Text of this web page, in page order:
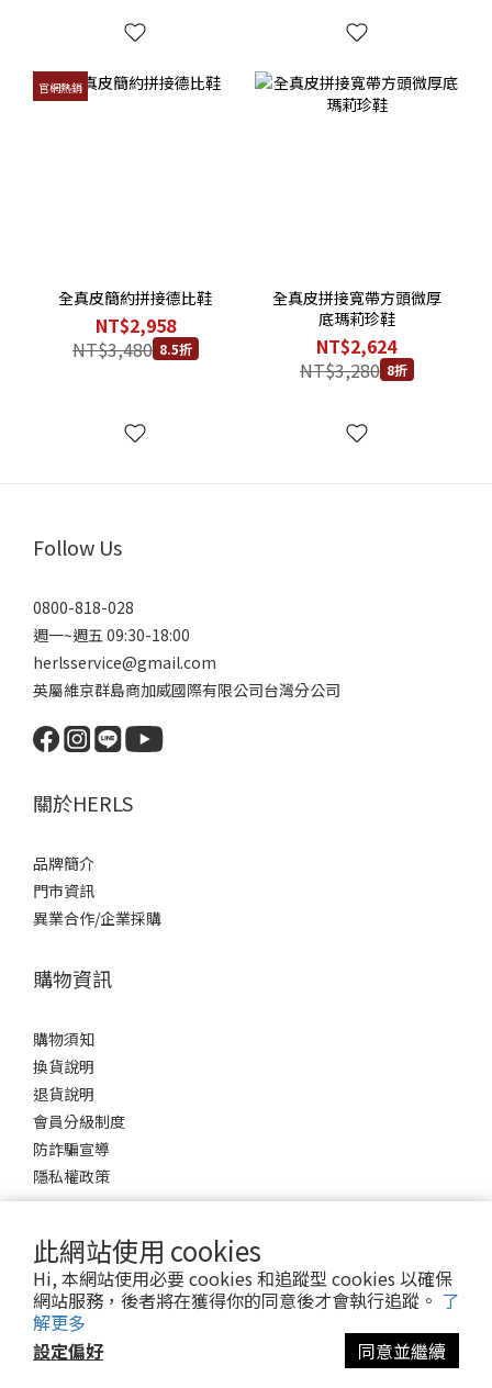
此網站使用 cookies
Hi, 本網站使用必要 cookies 和追蹤型 cookies 以確保
網站服務，後者將在獲得你的同意後才會執行追蹤。 了
解更多
設定偏好
同意並繼續
官網熱銷
全真皮簡約拼接德比鞋
NT$2,958
NT$3,480 8.5折
全真皮拼接寬帶方頭微厚
底瑪莉珍鞋
NT$2,624
NT$3,280 8折
Follow Us
0800-818-028
週一~週五 09:30-18:00
herlsservice@gmail.com
英屬維京群島商加威國際有限公司台灣分公司
關於HERLS
品牌簡介
門市資訊
異業合作/企業採購
購物資訊
購物須知
換貨說明
退貨說明
會員分級制度
防詐騙宣導
隱私權政策
$TWD